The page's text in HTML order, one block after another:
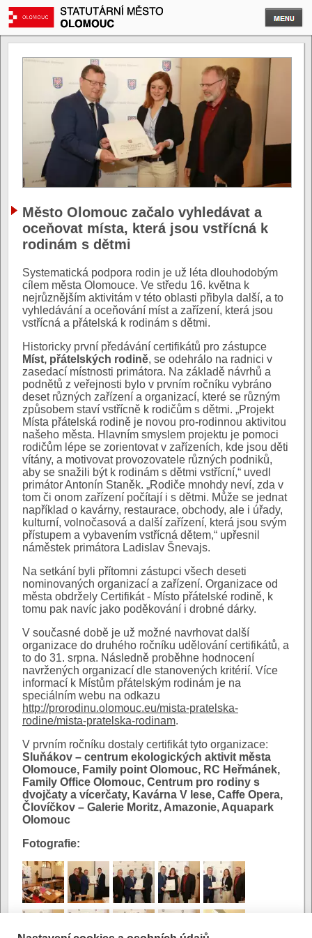
Město Olomouc začalo vyhledávat a
oceňovat místa, která jsou vstřícná k
rodinám s dětmi
Systematická podpora rodin je už léta dlouhodobým
cílem města Olomouce. Ve středu 16. května k
nejrůznějším aktivitám v této oblasti přibyla další, a to
vyhledávání a oceňování míst a zařízení, která jsou
vstřícná a přátelská k rodinám s dětmi.
Historicky první předávání certifikátů pro zástupce
Míst, přátelských rodině, se odehrálo na radnici v
zasedací místnosti primátora. Na základě návrhů a
podnětů z veřejnosti bylo v prvním ročníku vybráno
deset různých zařízení a organizací, které se různým
způsobem staví vstřícně k rodičům s dětmi. „Projekt
Místa přátelská rodině je novou pro-rodinnou aktivitou
našeho města. Hlavním smyslem projektu je pomoci
rodičům lépe se zorientovat v zařízeních, kde jsou děti
vítány, a motivovat provozovatele různých podniků,
aby se snažili být k rodinám s dětmi vstřícní,“ uvedl
primátor Antonín Staněk. „Rodiče mnohdy neví, zda v
tom či onom zařízení počítají i s dětmi. Může se jednat
například o kavárny, restaurace, obchody, ale i úřady,
kulturní, volnočasová a další zařízení, která jsou svým
přístupem a vybavením vstřícná dětem,“ upřesnil
náměstek primátora Ladislav Šnevajs.
Na setkání byli přítomni zástupci všech deseti
nominovaných organizací a zařízení. Organizace od
města obdržely Certifikát - Místo přátelské rodině, k
tomu pak navíc jako poděkování i drobné dárky.
V současné době je už možné navrhovat další
organizace do druhého ročníku udělování certifikátů, a
to do 31. srpna. Následně proběhne hodnocení
navržených organizací dle stanovených kritérií. Více
informací k Místům přátelským rodinám je na
speciálním webu na odkazu
http://prorodinu.olomouc.eu/mista-pratelska-
rodine/mista-pratelska-rodinam.
V prvním ročníku dostaly certifikát tyto organizace:
Sluňákov – centrum ekologických aktivit města
Olomouce, Family point Olomouc, RC Heřmánek,
Family Office Olomouc, Centrum pro rodiny s
dvojčaty a vícerčaty, Kavárna V lese, Caffe Opera,
Človíčkov – Galerie Moritz, Amazonie, Aquapark
Olomouc
Fotografie: